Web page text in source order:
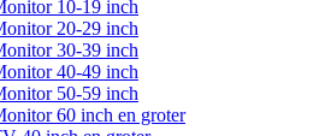
10-19 inch
20-29 inch
30-39 inch
40-49 inch
50-59 inch
60 inch en groter